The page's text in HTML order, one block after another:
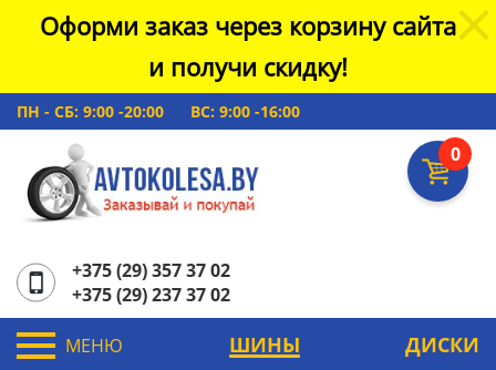
Оформи заказ через корзину сайта
и получи скидку!
ПН - СБ: 9:00 -20:00 ВС: 9:00 -16:00
0
+375 (29) 357 37 02
+375 (29) 237 37 02
МЕНЮ ШИНЫ ДИСКИ